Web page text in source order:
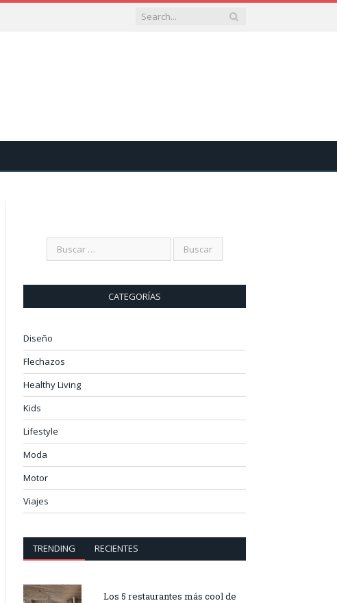
CATEGORÍAS
Diseño
Flechazos
Healthy Living
Kids
Lifestyle
Moda
Motor
Viajes
TRENDING RECIENTES
Los 5 restaurantes más cool de